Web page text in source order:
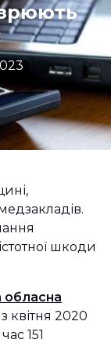
шкоди
обласна
квітня 2020
151